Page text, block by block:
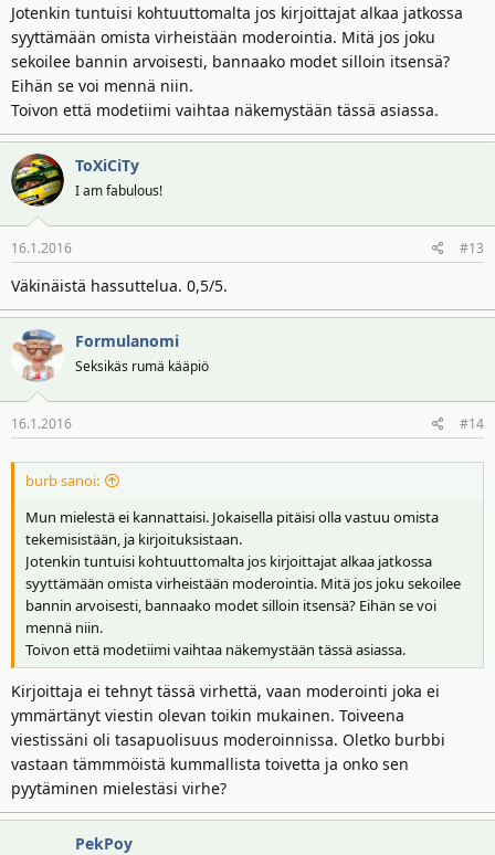
Jotenkin tuntuisi kohtuuttomalta jos kirjoittajat alkaa jatkossa
syyttämään omista virheistään moderointia. Mitä jos joku
sekoilee bannin arvoisesti, bannaako modet silloin itsensä?
Eihän se voi mennä niin.
Toivon että modetiimi vaihtaa näkemystään tässä asiassa.
ToXiCiTy
I am fabulous!
16.1.2016 #13
Väkinäistä hassuttelua. 0,5/5.
Formulanomi
Seksikäs rumä kääpiö
16.1.2016 #14
burb sanoi:
Mun mielestä ei kannattaisi. Jokaisella pitäisi olla vastuu omista
tekemisistään, ja kirjoituksistaan.
Jotenkin tuntuisi kohtuuttomalta jos kirjoittajat alkaa jatkossa
syyttämään omista virheistään moderointia. Mitä jos joku sekoilee
bannin arvoisesti, bannaako modet silloin itsensä? Eihän se voi
mennä niin.
Toivon että modetiimi vaihtaa näkemystään tässä asiassa.
Kirjoittaja ei tehnyt tässä virhettä, vaan moderointi joka ei
ymmärtänyt viestin olevan toikin mukainen. Toiveena
viestissäni oli tasapuolisuus moderoinnissa. Oletko burbbi
vastaan tämmmöistä kummallista toivetta ja onko sen
pyytäminen mielestäsi virhe?
PekPoy